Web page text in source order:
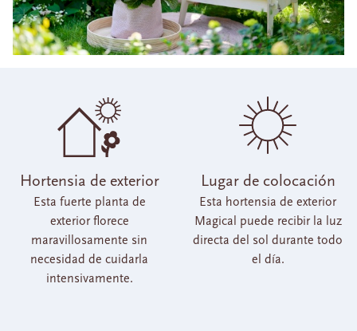
Hortensia de exterior
Esta fuerte planta de
exterior florece
maravillosamente sin
necesidad de cuidarla
intensivamente.
Lugar de colocación
Esta hortensia de exterior
Magical puede recibir la luz
directa del sol durante todo
el día.